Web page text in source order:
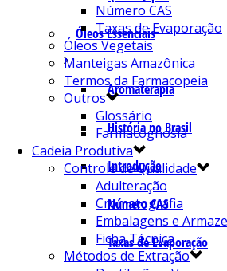
Óleos Essenciais
Aromaterapia
História no Brasil
Introdução
Número CAS
Taxas de Evaporação
Número CAS
Taxas de Evaporação
Óleos Vegetais
Manteigas Amazônica
Termos da Farmacopeia
Outros
Glossário
Farmacognosia
Cadeia Produtiva
Controle de Qualidade
Adulteração
Cromatografia
Embalagens e
Ficha Técnica
Métodos de Extração